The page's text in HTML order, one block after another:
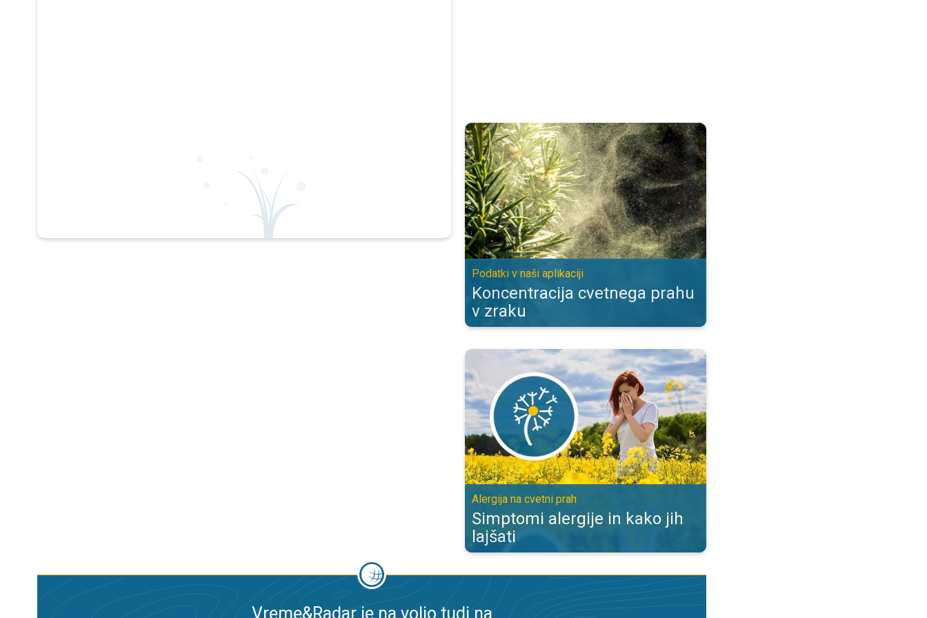
Koncentracija cvetnega prahu v zraku. Podatki v naši aplikaciji. . .
Podatki v naši aplikaciji
Koncentracija cvetnega prahu
v zraku
Simptomi alergije in kako jih lajšati. Alergija na cvetni prah. . .
Alergija na cvetni prah
Simptomi alergije in kako jih
lajšati
Vreme&Radar je na voljo tudi na